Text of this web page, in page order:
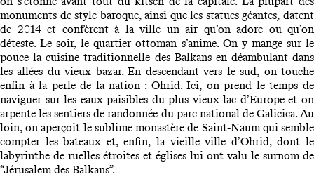
monuments de style baroque, ainsi que les statues géantes, datent
de 2014 et confèrent à la ville un air qu’on adore ou qu’on
déteste. Le soir, le quartier ottoman s’anime. On y mange sur le
pouce la cuisine traditionnelle des Balkans en déambulant dans
les allées du vieux bazar. En descendant vers le sud, on touche
enfin à la perle de la nation : Ohrid. Ici, on prend le temps de
naviguer sur les eaux paisibles du plus vieux lac d’Europe et on
arpente les sentiers de randonnée du parc national de Galicica. Au
loin, on aperçoit le sublime monastère de Saint-Naum qui semble
compter les bateaux et, enfin, la vieille ville d’Ohrid, dont le
labyrinthe de ruelles étroites et églises lui ont valu le surnom de
“Jérusalem des Balkans”.